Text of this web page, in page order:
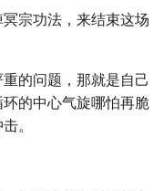
宗功法，来结束这场
的问题，那就是自己
的中心气旋哪怕再脆
。